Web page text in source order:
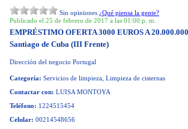
Sin opiniones ¿Qué piensa la gente?
Publicado el 25 de febrero de 2017 a las 01:00 p. m.
EMPRÉSTIMO OFERTA 3000 EUROS A
Santiago de Cuba (III Frente)
Dirección del negocio Portugal
Categoría: Servicios de limpieza, Limpieza de cisternas
Contactar con: LUISA MONTOYA
Teléfono: 1224515454
Celular: 00214548656